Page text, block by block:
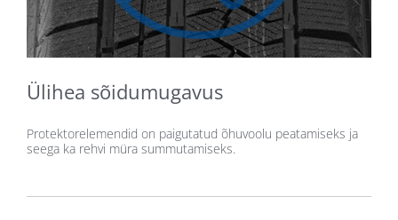
Ülihea sõidumugavus
Protektorelemendid on paigutatud õhuvoolu peatamiseks ja
seega ka rehvi müra summutamiseks.